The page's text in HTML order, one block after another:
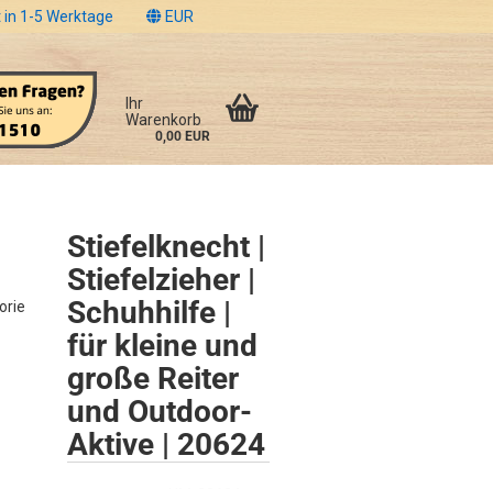
1-5 Werktage
EUR
Ihr
Warenkorb
0,00 EUR
Stiefelknecht |
Stiefelzieher |
Schuhhilfe |
für kleine und
große Reiter
und Outdoor-
Aktive | 20624